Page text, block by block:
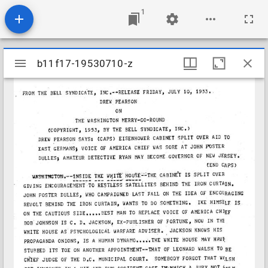
1
Mirador
viewer
b11f17-19530710-z
b11f17-19530710-z